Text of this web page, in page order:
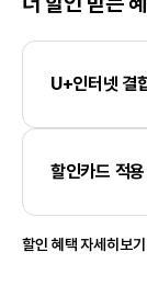
U+인터넷 결
할인카드 적용
할인 혜택 자세히보기